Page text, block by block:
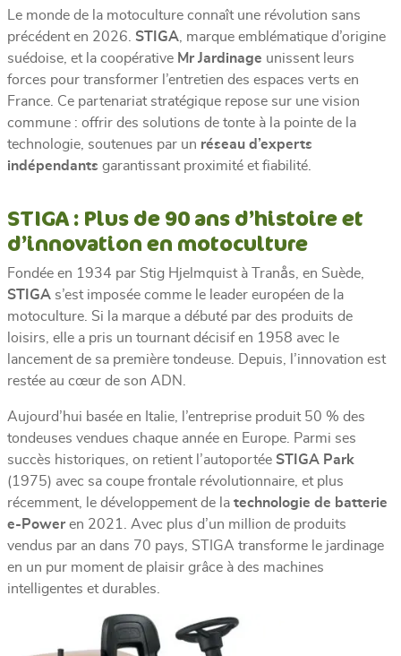
Le monde de la motoculture connaît une révolution sans
précédent en 2026. STIGA , marque emblématique d’origine
suédoise, et la coopérative Mr Jardinage unissent leurs
forces pour transformer l’entretien des espaces verts en
France. Ce partenariat stratégique repose sur une vision
commune : offrir des solutions de tonte à la pointe de la
technologie, soutenues par un réseau d’experts
indépendants garantissant proximité et fiabilité.
STIGA : Plus de 90 ans d’histoire et
d’innovation en motoculture
Fondée en 1934 par Stig Hjelmquist à Tranås, en Suède,
STIGA s’est imposée comme le leader européen de la
motoculture. Si la marque a débuté par des produits de
loisirs, elle a pris un tournant décisif en 1958 avec le
lancement de sa première tondeuse. Depuis, l’innovation est
restée au cœur de son ADN.
Aujourd’hui basée en Italie, l’entreprise produit 50 % des
tondeuses vendues chaque année en Europe. Parmi ses
succès historiques, on retient l’autoportée STIGA Park
(1975) avec sa coupe frontale révolutionnaire, et plus
récemment, le développement de la technologie de batterie
e-Power en 2021. Avec plus d’un million de produits
vendus par an dans 70 pays, STIGA transforme le jardinage
en un pur moment de plaisir grâce à des machines
intelligentes et durables.